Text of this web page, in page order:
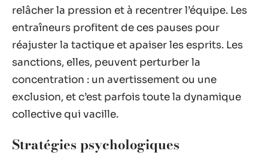
relâcher la pression et à recentrer l’équipe. Les
entraîneurs profitent de ces pauses pour
réajuster la tactique et apaiser les esprits. Les
sanctions, elles, peuvent perturber la
concentration : un avertissement ou une
exclusion, et c’est parfois toute la dynamique
collective qui vacille.
Stratégies psychologiques